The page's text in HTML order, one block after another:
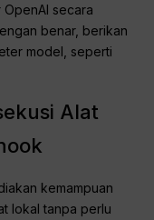
secara
benar, berikan
model, seperti
Alat
kemampuan
lokal tanpa perlu